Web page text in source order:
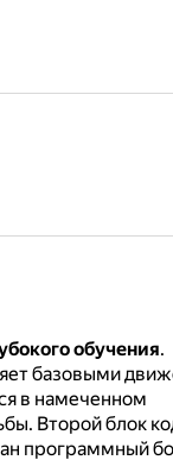
обучения.
базовыми
в намеченном
Второй блок
программный